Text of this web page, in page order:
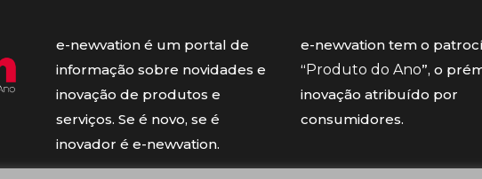
e-newvation é um portal de
informação sobre novidades e
inovação de produtos e
serviços. Se é novo, se é
inovador é e-newvation.
e-newvation tem o
“Produto do Ano”, o
inovação atribuído por
consumidores.